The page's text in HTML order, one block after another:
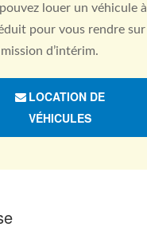
louer un véhicule à
pour vous rendre sur
d’intérim.
LOCATION DE
VÉHICULES